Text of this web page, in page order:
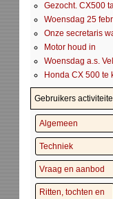
Gezocht. CX500
Woensdag 25
Onze secretaris
Motor houd in
Woensdag a.s.
Honda CX 500 te
Gebruikers
Algemeen
Techniek
Vraag en aanbod
Ritten, tochten en